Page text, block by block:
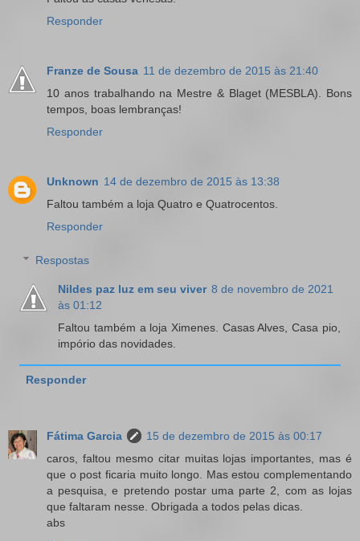
Responder
Franze de Sousa 11 de dezembro de 2015 às 21:40
10 anos trabalhando na Mestre & Blaget (MESBLA). Bons
tempos, boas lembranças!
Responder
Unknown 14 de dezembro de 2015 às 13:38
Faltou também a loja Quatro e Quatrocentos.
Responder
Respostas
Nildes paz luz em seu viver 8 de novembro de 2021
às 01:12
Faltou também a loja Ximenes. Casas Alves, Casa pio,
impório das novidades.
Responder
Fátima Garcia
15 de dezembro de 2015 às 00:17
caros, faltou mesmo citar muitas lojas importantes, mas é
que o post ficaria muito longo. Mas estou complementando
a pesquisa, e pretendo postar uma parte 2, com as lojas
que faltaram nesse. Obrigada a todos pelas dicas.
abs